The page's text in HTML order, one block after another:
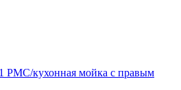
РМС/кухонная мойка с правым